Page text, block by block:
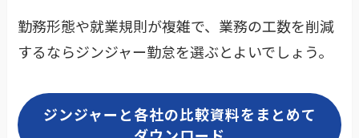
勤務形態や就業規則が複雑で、業務の工数を削減
するならジンジャー勤怠を選ぶとよいでしょう。
ジンジャーと各社の比較資料をまとめて